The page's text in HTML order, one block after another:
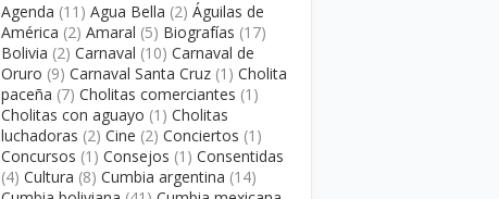
Agenda (11) Agua Bella (2) Águilas de
América (2) Amaral (5) Biografías (17)
Bolivia (2) Carnaval (10) Carnaval de
Oruro (9) Carnaval Santa Cruz (1) Cholita
paceña (7) Cholitas comerciantes (1)
Cholitas con aguayo (1) Cholitas
luchadoras (2) Cine (2) Conciertos (1)
Concursos (1) Consejos (1) Consentidas
(4) Cultura (8) Cumbia argentina (14)